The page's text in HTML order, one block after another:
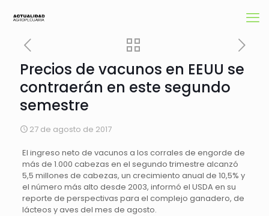
Precios de vacunos en EEUU se
contraerán en este segundo
semestre
27 de agosto de 2017
El ingreso neto de vacunos a los corrales de engorde de
más de 1.000 cabezas en el segundo trimestre alcanzó
5,5 millones de cabezas, un crecimiento anual de 10,5% y
el número más alto desde 2003, informó el USDA en su
reporte de perspectivas para el complejo ganadero, de
lácteos y aves del mes de agosto.